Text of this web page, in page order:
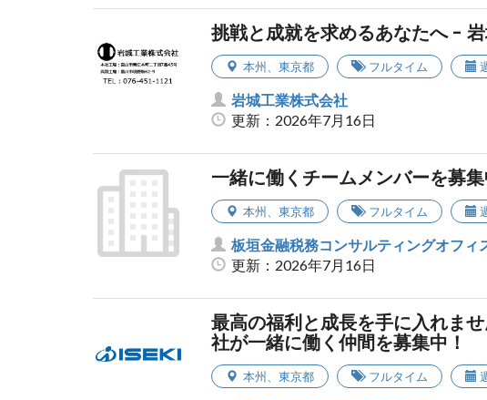
挑戦と成就を求めるあなたへ -
本州、 東京都 フルタイム
岩城工業株式会社
更新：2026年7月16日
一緒に働くチームメンバーを募集
本州、 東京都 フルタイム
板垣金融税務コンサルティングオフィ
更新：2026年7月16日
最高の福利と成長を手に入れま
社が一緒に働く仲間を募集中！
本州、 東京都 フルタイム